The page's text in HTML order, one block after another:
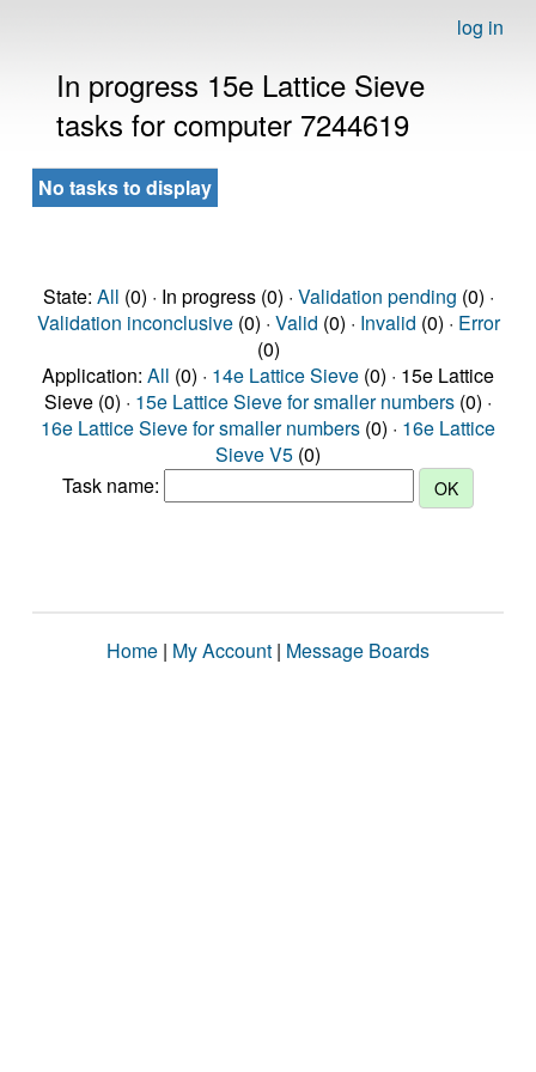
log in
In progress 15e Lattice Sieve
tasks for computer 7244619
No tasks to display
State: All (0) · In progress (0) · Validation pending (0) ·
Validation inconclusive(0) · Valid (0) · Invalid (0) · Error
(0)
Application: All (0) · 14e Lattice Sieve (0) · 15e Lattice
Sieve (0) · 15e Lattice Sieve for smaller numbers (0) ·
16e Lattice Sieve for smaller numbers (0) · 16e Lattice
Sieve V5 (0)
Task name:
Home | My Account | Message Boards